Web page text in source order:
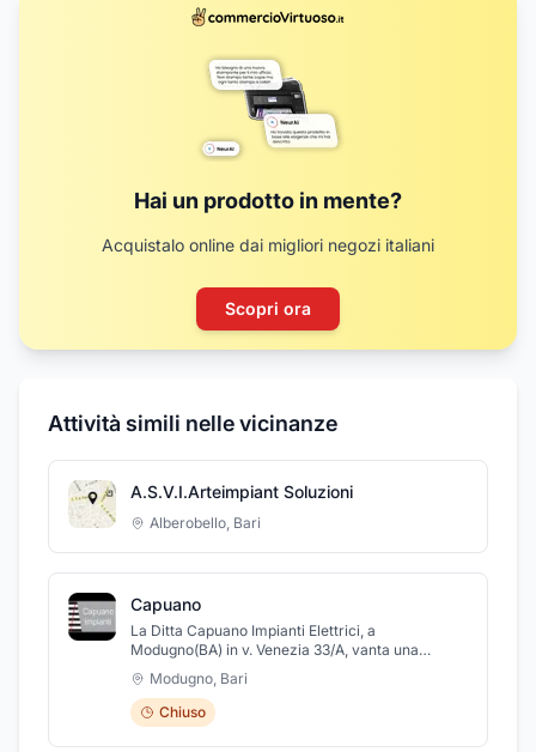
Hai un prodotto in mente?
Acquistalo online dai migliori negozi italiani
Scopri ora
Attività simili nelle vicinanze
A.S.V.I.Arteimpiant Soluzioni
Alberobello, Bari
Capuano
La Ditta Capuano Impianti Elettrici, a
Modugno(BA) in v. Venezia 33/A, vanta una
notevole esperienza nel settore degli impianti
elettrici civili e industriali. Il personale tecnico
fornisce e installa impianti di rete, di trasmissione
dati, di automazione, elettrici commerciali, per
l’edilizia civile e industriale, antincendio, di
Modugno, Bari
Chiuso